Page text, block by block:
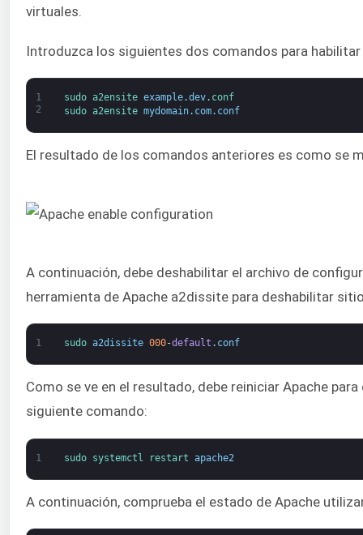
virtuales.
Introduzca los siguientes dos comandos para
1
2
sudo a2ensite example.dev. conf
sudo a2ensite mydomain. com. conf
El resultado de los comandos anteriores es como se
A continuación, debe deshabilitar el archivo de
herramienta de Apache a2dissite para deshabilitar
1 sudo a2dissite 000-default . conf
Como se ve en el resultado, debe reiniciar Apache
siguiente comando:
1 sudo systemctl restart apache2
A continuación, comprueba el estado de Apache